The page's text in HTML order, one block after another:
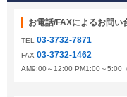
お電話/FAXによるお問い
TEL 03-3732-7871
FAX 03-3732-1462
AM9:00～12:00 PM1:00～5:00（